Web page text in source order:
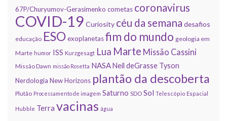
67P/Churyumov-Gerasimenko cometas coronavirus
COVID-19 Curiosity céu da semana desafios
educação ESOexoplanetasfim do mundo geologia em
Marte humor ISS Kurzgesagt Lua Marte Missão Cassini
Missão Dawn missão Rosetta NASANeil deGrasse Tyson
Nerdologia New Horizons plantão da descoberta
Plutão Processamento de imagem Saturno SDO Sol Telescópio Espacial
Hubble Terra vacinas água